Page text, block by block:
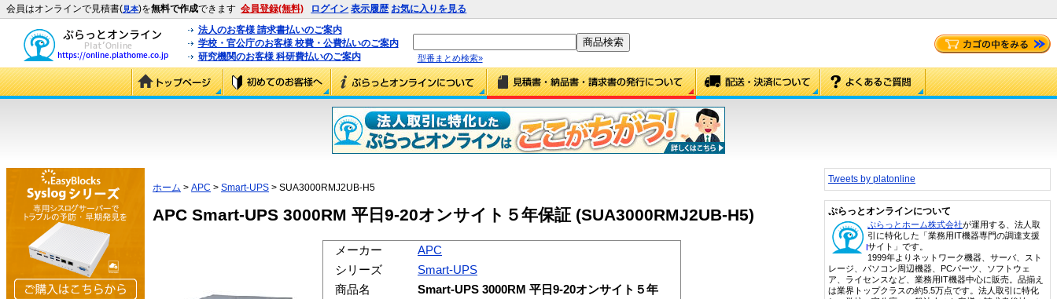
会員はオンラインで見積書(見本)を無料で作成できます 会員登録(無料) ログイン 表示履歴 お気に入りを見る
法人のお客様 請求書払いのご案内
学校・官公庁のお客様 校費・公費払いのご案内
研究機関のお客様 科研費払いのご案内
型番まとめ検索»
ホーム > APC > Smart-UPS > SUA3000RMJ2UB-H5
APC Smart-UPS 3000RM 平日9-20オンサイト５年保証 (SUA3000RMJ2UB-H5)
メーカー
APC
シリーズ
Smart-UPS
商品名
Smart-UPS 3000RM 平日9-20オンサイト５年
Tweets by platonline
ぷらっとオンラインについて
ぷらっとホーム株式会社が運用する、法人取
引に特化した「業務用IT機器専門の調達支援
サイト」です。
1999年よりネットワーク機器、サーバ、スト
レージ、パソコン周辺機器、PCパーツ、ソフトウェ
ア、ライセンスなど、業務用IT機器中心に販売。品揃え
は業界トップクラスの約5.5万点です。法人取引に特化